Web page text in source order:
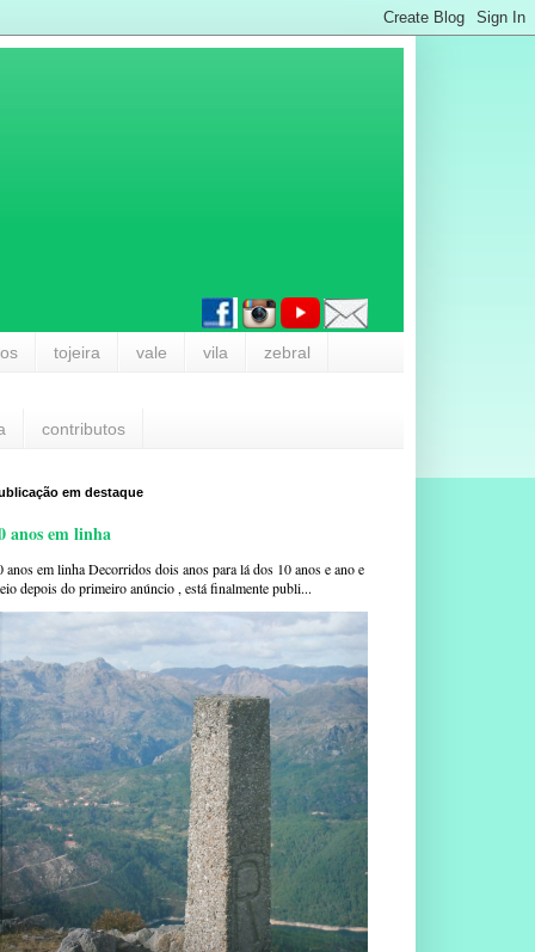
tojeira vale vila zebral
contributos
em destaque
anos em linha
anos em linha Decorridos dois anos para lá dos 10 anos e ano e
depois do primeiro anúncio , está finalmente publi...